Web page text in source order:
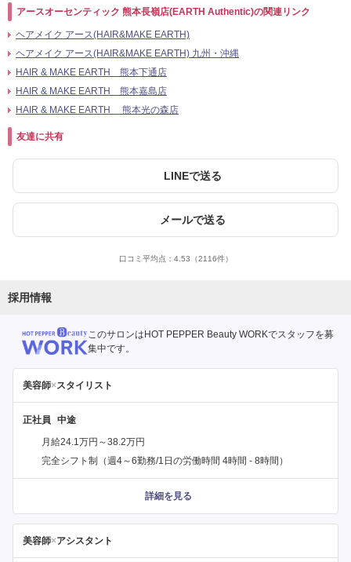
アースオーセンティック 熊本長嶺店(EARTH Authentic)の関連リンク
ヘアメイク アース(HAIR&MAKE EARTH)
ヘアメイク アース(HAIR&MAKE EARTH) 九州・沖縄
HAIR & MAKE EARTH 熊本下通店
HAIR & MAKE EARTH 熊本嘉島店
HAIR & MAKE EARTH 熊本光の森店
友達に共有
LINEで送る
メールで送る
口コミ平均点： 4.53 （2116件）
採用情報
このサロンはHOT PEPPER Beauty WORKでスタッフを募
集中です。
美容師×スタイリスト
正社員
月給24.1万円～38.2万円
完全シフト制（週4～6勤務/1日の労働時間 4時間 - 8時間）
詳細を見る
美容師×アシスタント